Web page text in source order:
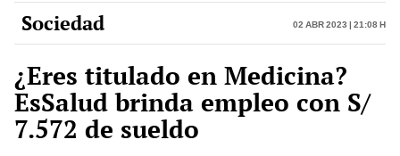
Sociedad 02 Abr 2023 | 21:08 h
¿Eres titulado en Medicina?
EsSalud brinda empleo con S/
7.572 de sueldo